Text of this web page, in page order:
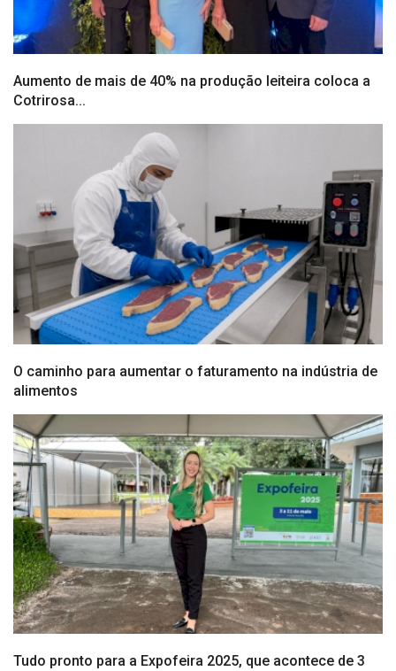
Aumento de mais de 40% na produção leiteira coloca a
Cotrirosa...
O caminho para aumentar o faturamento na indústria de
alimentos
Tudo pronto para a Expofeira 2025, que acontece de 3